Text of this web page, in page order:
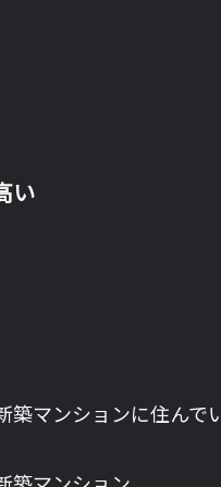
い
築マンションに住んで